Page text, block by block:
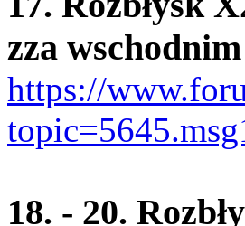
zza
https://
18. - 20.